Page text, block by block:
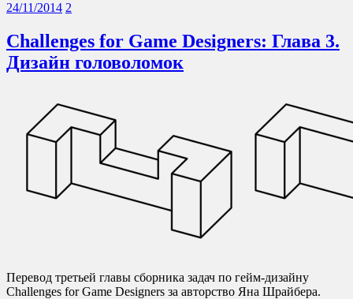
24/11/2014 2
Challenges for Game Designers: Глава 3.
Дизайн головоломок
Перевод третьей главы сборника задач по гейм-дизайну
Challenges for Game Designers за авторство Яна Шрайбера.